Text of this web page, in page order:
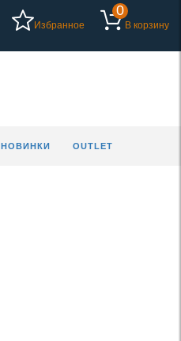
Избранное
0
В корзину
НОВИНКИ OUTLET